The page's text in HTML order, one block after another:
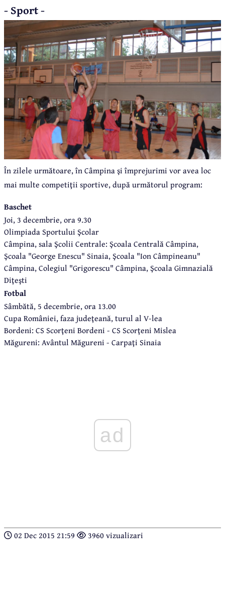
- Sport -
În zilele următoare, în Câmpina şi împrejurimi vor avea loc
mai multe competiţii sportive, după următorul program:
Baschet
Joi, 3 decembrie, ora 9.30
Olimpiada Sportului Şcolar
Câmpina, sala Şcolii Centrale: Şcoala Centrală Câmpina,
Şcoala "George Enescu" Sinaia, Şcoala "Ion Câmpineanu"
Câmpina, Colegiul "Grigorescu" Câmpina, Şcoala Gimnazială
Diţeşti
Fotbal
Sâmbătă, 5 decembrie, ora 13.00
Cupa României, faza judeţeană, turul al V-lea
Bordeni: CS Scorţeni Bordeni - CS Scorţeni Mislea
Măgureni: Avântul Măgureni - Carpaţi Sinaia
ad
02 Dec 2015 21:59 3960 vizualizari